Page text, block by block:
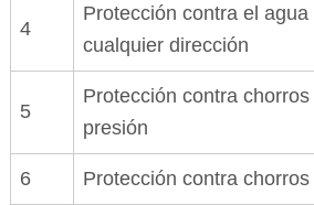
4
Protección contra el
cualquier dirección
5
Protección contra
presión
6 Protección contra